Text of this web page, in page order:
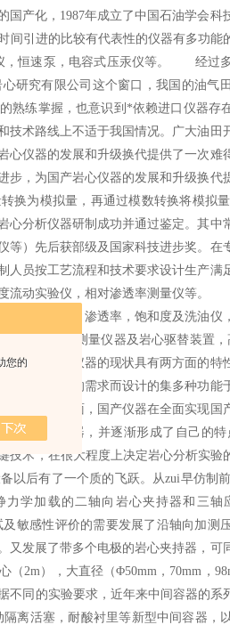
您的
国产化，1987年成立了中国石油学
引进的比较有代表性的仪器有多功能
，恒速泵，电容式压汞仪等。 经过
研究有限公司这个窗口，我国的油气
熟练掌握，也意识到*依赖进口仪器存
技术路线上不适于我国情况。广大油田
仪器的发展和升级换代提供了一次难
步，为国产岩心仪器的发展和升级换
换为模拟量，再通过模数转换将模拟
分析仪器研制成功并通过鉴定。其中
）先后获部级及国家科技进步奖。在
人员按工艺流程和技术要求设计生产满
流动实验仪，相对渗透率测量仪等。
析孔隙度，渗透率，饱和度及洗油仪
毛管压力的测量仪器及岩心驱替装
开发实验仪器的现状具有两方面的特
根据用户的需求而设计的集多种功能
另一方面，国产仪器在全面实现国
功能一体化仪器，并逐渐形成了自
术，在很大程度上决定岩心分析实验
以后有了一个质的飞跃。从zui早仿制
力学加载的二轴向岩心夹持器和三轴
敏感性评价的需要发展了沿轴向加测
又发展了带多个电极的岩心夹持器，可
2m），大直径（Φ50mm，70mm，
的实验要求，近年来中间容器的系
离活塞，耐酸衬里等新型中间容器，